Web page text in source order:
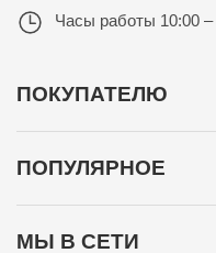
Часы работы 10:00
ПОКУПАТЕЛЮ
ПОПУЛЯРНОЕ
МЫ В СЕТИ